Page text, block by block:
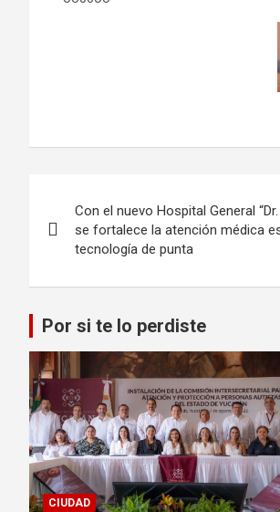
de
entradas
Con el nuevo Hospital General “Dr.
se fortalece la atención médica
tecnología de punta
Por si te lo perdiste
CIUDAD